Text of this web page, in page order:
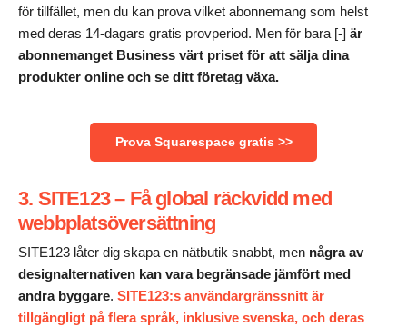
för tillfället, men du kan prova vilket abonnemang som helst
med deras 14-dagars gratis provperiod. Men för bara [-] är
abonnemanget Business värt priset för att sälja dina
produkter online och se ditt företag växa.
Prova Squarespace gratis >>
3. SITE123 – Få global räckvidd med
webbplatsöversättning
SITE123 låter dig skapa en nätbutik snabbt, men några av
designalternativen kan vara begränsade jämfört med
andra byggare. SITE123:s användargränssnitt är
tillgängligt på flera språk, inklusive svenska, och deras